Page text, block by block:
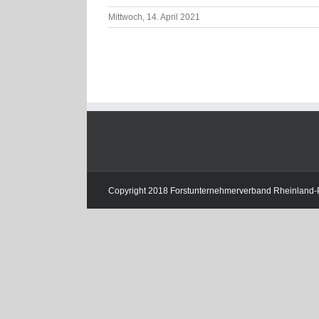
Mittwoch, 14. April 2021
Copyright 2018 Forstunternehmerverband Rheinland-